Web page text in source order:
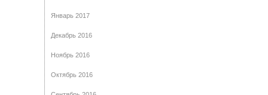
Январь 2017
Декабрь 2016
Ноябрь 2016
Октябрь 2016